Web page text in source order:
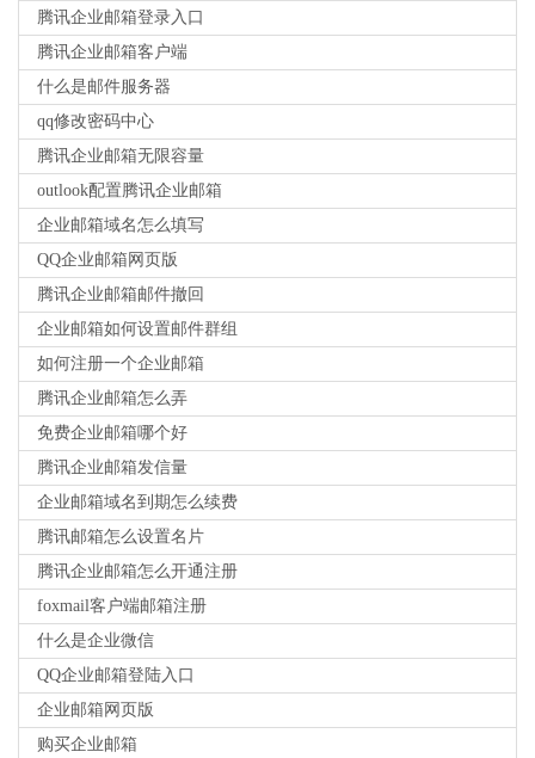
腾讯企业邮箱登录入口
腾讯企业邮箱客户端
什么是邮件服务器
qq修改密码中心
腾讯企业邮箱无限容量
outlook配置腾讯企业邮箱
企业邮箱域名怎么填写
QQ企业邮箱网页版
腾讯企业邮箱邮件撤回
企业邮箱如何设置邮件群组
如何注册一个企业邮箱
腾讯企业邮箱怎么弄
免费企业邮箱哪个好
腾讯企业邮箱发信量
企业邮箱域名到期怎么续费
腾讯邮箱怎么设置名片
腾讯企业邮箱怎么开通注册
foxmail客户端邮箱注册
什么是企业微信
QQ企业邮箱登陆入口
企业邮箱网页版
购买企业邮箱